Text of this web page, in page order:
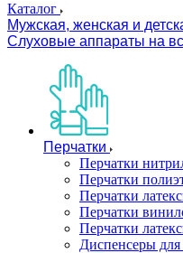
Каталог
Мужская, женская и
Слуховые аппараты на
Перчатки
Перчатки
Перчатки
Перчатки
Перчатки
Перчатки
Диспенсеры для